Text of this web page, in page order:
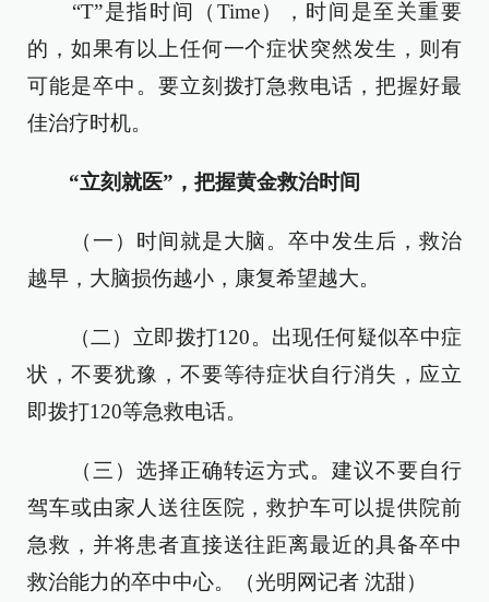
“T”是指时间（Time），时间是至关重要
的，如果有以上任何一个症状突然发生，则有
可能是卒中。要立刻拨打急救电话，把握好最
佳治疗时机。
“立刻就医”，把握黄金救治时间
（一）时间就是大脑。卒中发生后，救治
越早，大脑损伤越小，康复希望越大。
（二）立即拨打120。出现任何疑似卒中症
状，不要犹豫，不要等待症状自行消失，应立
即拨打120等急救电话。
（三）选择正确转运方式。建议不要自行
驾车或由家人送往医院，救护车可以提供院前
急救，并将患者直接送往距离最近的具备卒中
救治能力的卒中中心。（光明网记者 沈甜）